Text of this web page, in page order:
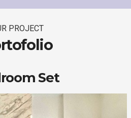
PROJECT
Set